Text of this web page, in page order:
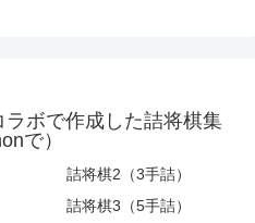
ボで作成した詰将棋集
で）
詰将棋2（3手詰）
詰将棋3（5手詰）